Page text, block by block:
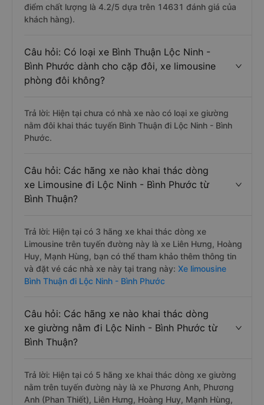
điểm chất lượng là 4.2/5 dựa trên 14631 đánh giá của
khách hàng).
Câu hỏi: Có loại xe Bình Thuận Lộc Ninh -
Bình Phước dành cho cặp đôi, xe limousine
phòng đôi không?
Trả lời: Hiện tại chưa có nhà xe nào có loại xe giường
nằm đôi khai thác tuyến Bình Thuận đi Lộc Ninh - Bình
Phước.
Câu hỏi: Các hãng xe nào khai thác dòng
xe Limousine đi Lộc Ninh - Bình Phước từ
Bình Thuận?
Trả lời: Hiện tại có 3 hãng xe khai thác dòng xe
Limousine trên tuyến đường này là xe Liên Hưng, Hoàng
Huy, Mạnh Hùng, bạn có thể tham khảo thêm thông tin
và đặt vé các nhà xe này tại trang này: Xe limousine
Bình Thuận đi Lộc Ninh - Bình Phước
Câu hỏi: Các hãng xe nào khai thác dòng
xe giường nằm đi Lộc Ninh - Bình Phước từ
Bình Thuận?
Trả lời: Hiện tại có 5 hãng xe khai thác dòng xe giường
nằm trên tuyến đường này là xe Phương Anh, Phương
Anh (Phan Thiết), Liên Hưng, Hoàng Huy, Mạnh Hùng,